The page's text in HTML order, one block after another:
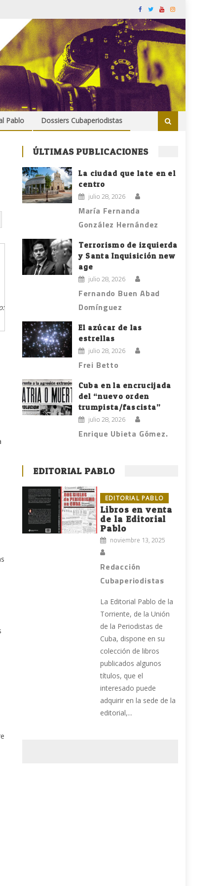
Pablo Dossiers Cubaperiodistas
ÚLTIMAS PUBLICACIONES
La ciudad que late en el
centro
julio 28, 2026
María Fernanda
González Hernández
Terrorismo de izquierda
y Santa Inquisición new
age
julio 28, 2026
Fernando Buen Abad
Domínguez
El azúcar de las
estrellas
julio 28, 2026
Frei Betto
Cuba en la encrucijada
del “nuevo orden
trumpista/fascista”
julio 28, 2026
Enrique Ubieta Gómez.
EDITORIAL PABLO
EDITORIAL PABLO
Libros en venta
de la Editorial
Pablo
noviembre 13, 2025
Redacción
Cubaperiodistas
La Editorial Pablo de la
Torriente, de la Unión
de la Periodistas de
Cuba, dispone en su
colección de libros
publicados algunos
títulos, que el
interesado puede
adquirir en la sede de la
editorial,...